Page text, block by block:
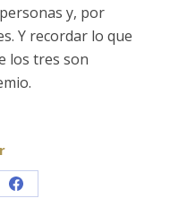
y, por
Y recordar lo que
los tres son
Share